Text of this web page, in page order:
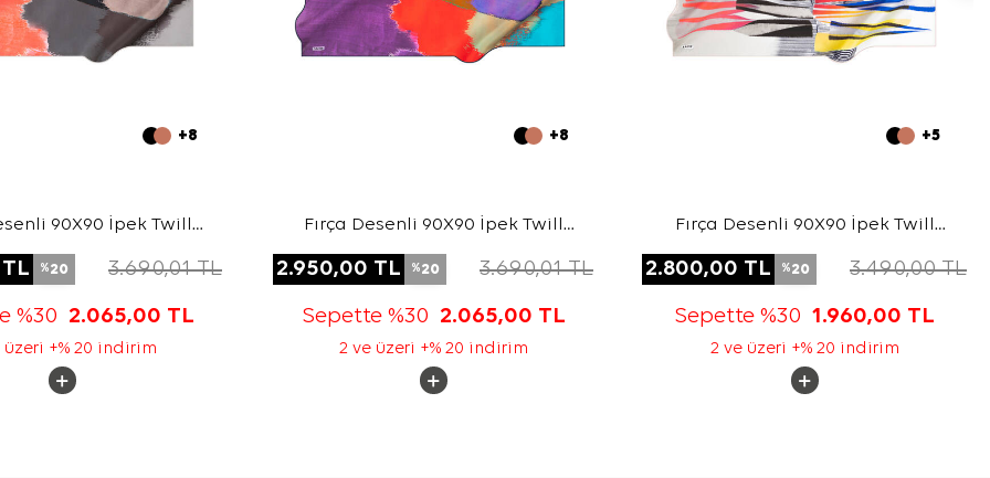
+8
90X90 İpek Twill
%20 3.690,01TL
%30 2.065,00 TL
üzeri +% 20 indirim
+8
Fırça Desenli 90X90 İpek Twill
2.950,00 TL %20 3.690,01TL
Sepette %30 2.065,00 TL
2 ve üzeri +% 20 indirim
+5
Fırça Desenli 90X90 İpek Twill
2.800,00 TL %20 3.490,00TL
Sepette %30 1.960,00 TL
2 ve üzeri +% 20 indirim